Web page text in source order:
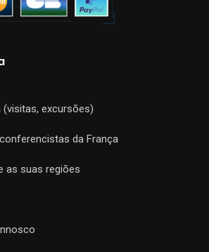
(visitas, excursões)
da França
as suas regiões